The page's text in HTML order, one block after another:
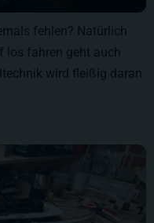
fehlen? Natürlich
los fahren geht auch
wird fleißig daran